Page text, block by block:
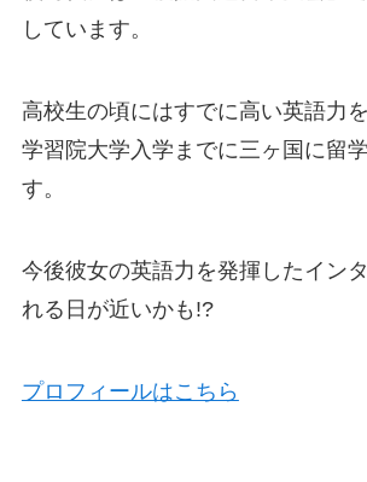
しています。
高校生の頃にはすでに高い英語力
学習院大学入学までに三ヶ国に留
す。
今後彼女の英語力を発揮したイン
れる日が近いかも!?
プロフィールはこちら